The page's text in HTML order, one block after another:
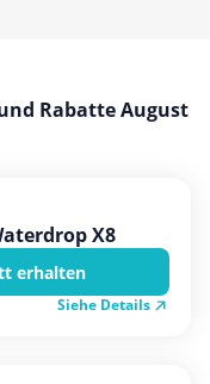
und Rabatte August
X8
erhalten
Siehe Details